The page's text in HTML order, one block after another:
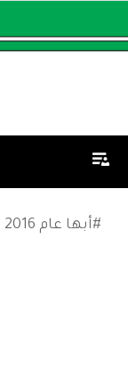
#أبها عام 2016 #عسير #السعودية #عسير